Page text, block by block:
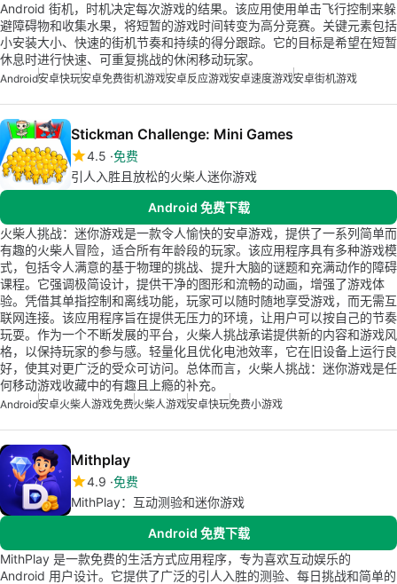
Android 街机，时机决定每次游戏的结果。该应用使用单击飞行控制来躲
避障碍物和收集水果，将短暂的游戏时间转变为高分竞赛。关键元素包括
小安装大小、快速的街机节奏和持续的得分跟踪。它的目标是希望在短暂
休息时进行快速、可重复挑战的休闲移动玩家。
Android安卓快玩安卓免费街机游戏安卓反应游戏安卓速度游戏安卓街机游戏
Stickman Challenge: Mini Games
4.5 免费
引人入胜且放松的火柴人迷你游戏
Android 免费下载
火柴人挑战：迷你游戏是一款令人愉快的安卓游戏，提供了一系列简单而
有趣的火柴人冒险，适合所有年龄段的玩家。该应用程序具有多种游戏模
式，包括令人满意的基于物理的挑战、提升大脑的谜题和充满动作的障碍
课程。它强调极简设计，提供干净的图形和流畅的动画，增强了游戏体
验。凭借其单指控制和离线功能，玩家可以随时随地享受游戏，而无需互
联网连接。该应用程序旨在提供无压力的环境，让用户可以按自己的节奏
玩耍。作为一个不断发展的平台，火柴人挑战承诺提供新的内容和游戏风
格，以保持玩家的参与感。轻量化且优化电池效率，它在旧设备上运行良
好，使其对更广泛的受众可访问。总体而言，火柴人挑战：迷你游戏是任
何移动游戏收藏中的有趣且上瘾的补充。
Android安卓火柴人游戏免费火柴人游戏安卓快玩免费小游戏
Mithplay
4.9 免费
MithPlay：互动测验和迷你游戏
Android 免费下载
MithPlay 是一款免费的生活方式应用程序，专为喜欢互动娱乐的
Android 用户设计。它提供了广泛的引人入胜的测验、每日挑战和简单的